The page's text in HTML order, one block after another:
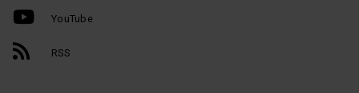
YouTube
RSS